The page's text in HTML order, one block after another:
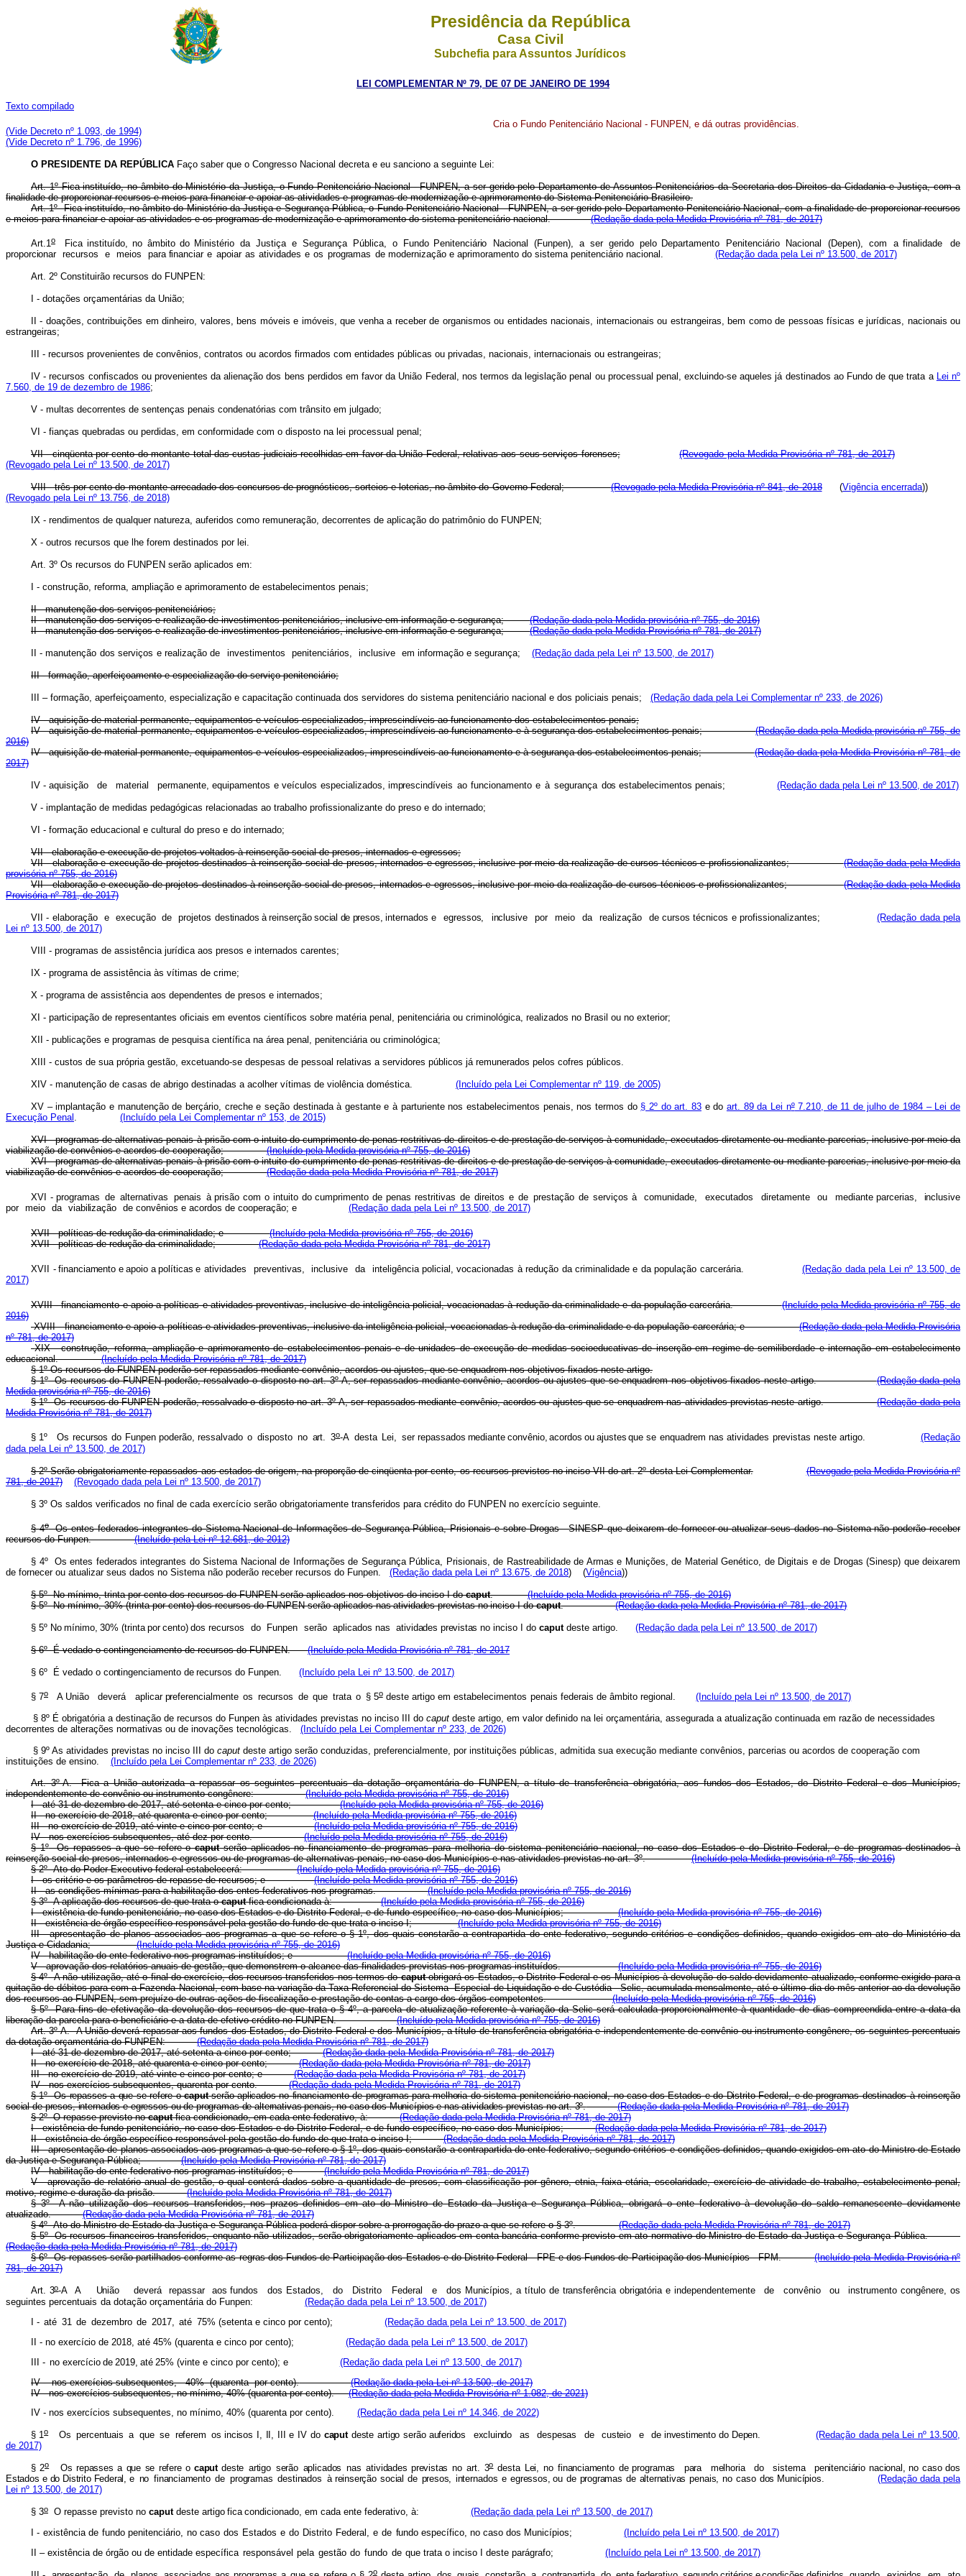
Presidência da República
Casa Civil
Subchefia para Assuntos Jurídicos
LEI COMPLEMENTAR Nº 79, DE 07 DE JANEIRO DE 1994
Texto compilado
(Vide Decreto nº 1.093, de 1994)
(Vide Decreto nº 1.796, de 1996)
Cria o Fundo Penitenciário Nacional - FUNPEN, e dá outras providências.
O PRESIDENTE DA REPÚBLICA Faço saber que o Congresso Nacional decreta e eu sanciono a seguinte Lei:
Art. 1º Fica instituído, no âmbito do Ministério da Justiça, o Fundo Penitenciário Nacional - FUNPEN, a ser gerido pelo Departamento de Assuntos Penitenciários da Secretaria dos Direitos da Cidadania e Justiça, com a
finalidade de proporcionar recursos e meios para financiar e apoiar as atividades e programas de modernização e aprimoramento do Sistema Penitenciário Brasileiro.
Art. 1º Fica instituído, no âmbito do Ministério da Justiça e Segurança Pública, o Fundo Penitenciário Nacional - FUNPEN, a ser gerido pelo Departamento Penitenciário Nacional, com a finalidade de proporcionar recursos
e meios para financiar e apoiar as atividades e os programas de modernização e aprimoramento do sistema penitenciário nacional.(Redação dada pela Medida Provisória nº 781, de 2017)
Art.1o Fica instituído, no âmbito do Ministério da Justiça e Segurança Pública, o Fundo Penitenciário Nacional (Funpen), a ser gerido pelo Departamento Penitenciário Nacional (Depen), com afinalidade de
proporcionar recursos e meios para financiar e apoiar as atividades e os programas de modernização e aprimoramento do sistema penitenciário nacional. (Redação dada pela Lei nº 13.500, de 2017)
Art. 2º Constituirão recursos do FUNPEN:
I - dotações orçamentárias da União;
II - doações, contribuições em dinheiro, valores, bens móveis e imóveis, que venha a receber de organismos ou entidades nacionais, internacionais ou estrangeiras, bem como de pessoas físicas e jurídicas, nacionais ou
estrangeiras;
III - recursos provenientes de convênios, contratos ou acordos firmados com entidades públicas ou privadas, nacionais, internacionais ou estrangeiras;
IV - recursos confiscados ou provenientes da alienação dos bens perdidos em favor da União Federal, nos termos da legislação penal ou processual penal, excluindo-se aqueles já destinados ao Fundo de que trata a Lei nº
7.560, de 19 de dezembro de 1986;
V - multas decorrentes de sentenças penais condenatórias com trânsito em julgado;
VI - fianças quebradas ou perdidas, em conformidade com o disposto na lei processual penal;
VII - cinqüenta por cento do montante total das custas judiciais recolhidas em favor da União Federal, relativas aos seus serviços forenses;
(Revogado pela Medida Provisória nº 781, de 2017)
(Revogado pela Lei nº 13.500, de 2017)
VIII - três por cento do montante arrecadado dos concursos de prognósticos, sorteios e loterias, no âmbito do Governo Federal;(Revogado pela Medida Provisória nº 841, de 2018(Vigência encerrada))
(Revogado pela Lei nº 13.756, de 2018)
IX - rendimentos de qualquer natureza, auferidos como remuneração, decorrentes de aplicação do patrimônio do FUNPEN;
X - outros recursos que lhe forem destinados por lei.
Art. 3º Os recursos do FUNPEN serão aplicados em:
I - construção, reforma, ampliação e aprimoramento de estabelecimentos penais;
II - manutenção dos serviços penitenciários;
II - manutenção dos serviços e realização de investimentos penitenciários, inclusive em informação e segurança;(Redação dada pela Medida provisória nº 755, de 2016)
II - manutenção dos serviços e realização de investimentos penitenciários, inclusive em informação e segurança;(Redação dada pela Medida Provisória nº 781, de 2017)
II - manutenção dos serviços e realização de investimentos penitenciários, inclusive em informação e segurança; (Redação dada pela Lei nº 13.500, de 2017)
III - formação, aperfeiçoamento e especialização do serviço penitenciário;
III – formação, aperfeiçoamento, especialização e capacitação continuada dos servidores do sistema penitenciário nacional e dos policiais penais; (Redação dada pela Lei Complementar nº 233, de 2026)
IV - aquisição de material permanente, equipamentos e veículos especializados, imprescindíveis ao funcionamento dos estabelecimentos penais;
IV - aquisição de material permanente, equipamentos e veículos especializados, imprescindíveis ao funcionamento e à segurança dos estabelecimentos penais;(Redação dada pela Medida provisória nº 755, de
2016)
IV - aquisição de material permanente, equipamentos e veículos especializados, imprescindíveis ao funcionamento e à segurança dos estabelecimentos penais;(Redação dada pela Medida Provisória nº 781, de
2017)
IV - aquisição de material permanente, equipamentos e veículos especializados, imprescindíveis ao funcionamento e à segurança dosestabelecimentos penais; (Redação dada pela Lei nº 13.500, de 2017)
V - implantação de medidas pedagógicas relacionadas ao trabalho profissionalizante do preso e do internado;
VI - formação educacional e cultural do preso e do internado;
VII - elaboração e execução de projetos voltados à reinserção social de presos, internados e egressos;
VII - elaboração e execução de projetos destinados à reinserção social de presos, internados e egressos, inclusive por meio da realização de cursos técnicos e profissionalizantes;(Redação dada pela Medida
provisória nº 755, de 2016)
VII - elaboração e execução de projetos destinados à reinserção social de presos, internados e egressos, inclusive por meio da realização de cursos técnicos e profissionalizantes;(Redação dada pela Medida
Provisória nº 781, de 2017)
VII - elaboração e execução de projetos destinados à reinserção social de presos, internados e egressos, inclusive por meio da realização decursos técnicos e profissionalizantes;
(Redação dada pela
Lei nº 13.500, de 2017)
VIII - programas de assistência jurídica aos presos e internados carentes;
IX - programa de assistência às vítimas de crime;
X - programa de assistência aos dependentes de presos e internados;
XI - participação de representantes oficiais em eventos científicos sobre matéria penal, penitenciária ou criminológica, realizados no Brasil ou no exterior;
XII - publicações e programas de pesquisa científica na área penal, penitenciária ou criminológica;
XIII - custos de sua própria gestão, excetuando-se despesas de pessoal relativas a servidores públicos já remunerados pelos cofres públicos.
XIV - manutenção de casas de abrigo destinadas a acolher vítimas de violência doméstica. (Incluído pela Lei Complementar nº 119, de 2005)
XV – implantação e manutenção de berçário, creche e seção destinada à gestante e à parturiente nos estabelecimentos penais, nos termos do § 2º do art. 83e do art. 89 da Lei nº7.210, de 11 de julho de 1984 – Lei de
Execução Penal . (Incluído pela Lei Complementar nº 153, de 2015)
XVI - programas de alternativas penais à prisão com o intuito do cumprimento de penas restritivas de direitos e de prestação de serviços à comunidade, executados diretamente ou mediante parcerias, inclusive por meio da
viabilização de convênios e acordos de cooperação;(Incluído pela Medida provisória nº 755, de 2016)
XVI - programas de alternativas penais à prisão com o intuito do cumprimento de penas restritivas de direitos e de prestação de serviços à comunidade, executados diretamente ou mediante parcerias, inclusive por meio da
viabilização de convênios e acordos de cooperação;(Redação dada pela Medida Provisória nº 781, de 2017)
XVI - programas de alternativas penais à prisão com o intuito do cumprimento de penas restritivas de direitos e de prestação de serviços à comunidade, executados diretamente ou medianteparcerias, inclusive
por meio da viabilização deconvênios e acordos de cooperação; e (Redação dada pela Lei nº 13.500, de 2017)
XVII - políticas de redução da criminalidade; e(Incluído pela Medida provisória nº 755, de 2016)
XVII - políticas de redução da criminalidade;(Redação dada pela Medida Provisória nº 781, de 2017)
XVII - financiamento e apoio a políticas e atividades preventivas, inclusive da inteligênciapolicial , vocacionadas à redução da criminalidade e da população carcerária.
(Redação dada pela Lei nº 13.500, de
2017)
XVIII - financiamento e apoio a políticas e atividades preventivas, inclusive de inteligência policial, vocacionadas à redução da criminalidade e da população carcerária.(Incluído pela Medida provisória nº 755, de
2016)
XVIII - financiamento e apoio a políticas e atividades preventivas, inclusive da inteligência policial, vocacionadas à redução da criminalidade e da população carcerária; e(Redação dada pela Medida Provisória
nº 781, de 2017)
XIX - construção, reforma, ampliação e aprimoramento de estabelecimentos penais e de unidades de execução de medidas socioeducativas de inserção em regime de semiliberdade e internação em estabelecimento
educacional.(Incluído pela Medida Provisória nº 781, de 2017)
§ 1º Os recursos do FUNPEN poderão ser repassados mediante convênio, acordos ou ajustes, que se enquadrem nos objetivos fixados neste artigo.
§ 1ºOs recursos do FUNPEN poderão, ressalvado o disposto no art. 3º-A, ser repassados mediante convênio, acordos ou ajustes que se enquadrem nos objetivos fixados neste artigo.(Redação dada pela
Medida provisória nº 755, de 2016)
§ 1º Os recursos do FUNPEN poderão, ressalvado o disposto no art. 3º-A, ser repassados mediante convênio, acordos ou ajustes que se enquadrem nas atividades previstas neste artigo.(Redação dada pela
Medida Provisória nº 781, de 2017)
§ 1ºOs recursos do Funpen poderão, ressalvado o disposto no art. 3o-A desta Lei, ser repassados mediante convênio, acordos ou ajustes quese enquadrem nas atividades previstas neste artigo.
(Redação
dada pela Lei nº 13.500, de 2017)
§ 2º Serão obrigatoriamente repassados aos estados de origem, na proporção de cinqüenta por cento, os recursos previstos no inciso VII do art. 2º desta Lei Complementar.
(Revogado pela Medida Provisória nº
781, de 2017)
(Revogado dada pela Lei nº 13.500, de 2017)
§ 3º Os saldos verificados no final de cada exercício serão obrigatoriamente transferidos para crédito do FUNPEN no exercício seguinte.
§ 4oOs entes federados integrantes do Sistema Nacional de Informações de Segurança Pública, Prisionais e sobre Drogas - SINESP que deixarem de fornecer ou atualizar seus dados no Sistema não poderão receber
recursos do Funpen.(Incluído pela Lei nº 12.681, de 2012)
§ 4º Os entes federados integrantes do Sistema Nacional de Informações de Segurança Pública, Prisionais, de Rastreabilidade de Armas e Munições, de Material Genético, de Digitais e de Drogas (Sinesp) que deixarem
de fornecer ou atualizar seus dados no Sistema não poderão receber recursos do Funpen. (Redação dada pela Lei nº 13.675, de 2018) (Vigência))
§ 5º No mínimo, trinta por cento dos recursos do FUNPEN serão aplicados nos objetivos do inciso I docaput.(Incluído pela Medida provisória nº 755, de 2016)
§ 5º No mínimo, 30% (trinta por cento) dos recursos do FUNPEN serão aplicadosnas atividades previstas noinciso I docaput.(Redação dada pela Medida Provisória nº 781, de 2017)
§ 5º No mínimo, 30% (trinta por cento) dos recursos do Funpen serão aplicadosnas atividades previstas no inciso I do caput deste artigo. (Redação dada pela Lei nº 13.500, de 2017)
§ 6ºÉ vedado o contingenciamento de recursos do FUNPEN.(Incluído pela Medida Provisória nº 781, de 2017
§ 6º É vedado o contingenciamento derecursos do Funpen. (Incluído pela Lei nº 13.500, de 2017)
§ 7o A União deverá aplicar preferencialmente os recursos de que trata o § 5o deste artigo em estabelecimentos penais federais de âmbito regional.
(Incluído pela Lei nº 13.500, de 2017)
§ 8º É obrigatória a destinação de recursos do Funpen às atividades previstas no inciso III do caputdeste artigo, em valor definido na lei orçamentária, assegurada a atualização continuada em razão de necessidades
decorrentes de alterações normativas ou de inovações tecnológicas. (Incluído pela Lei Complementar nº 233, de 2026)
§ 9º As atividades previstas no inciso III do caputdeste artigo serão conduzidas, preferencialmente, por instituições públicas, admitida sua execução mediante convênios, parcerias ou acordos de cooperação com
instituições de ensino. (Incluído pela Lei Complementar nº 233, de 2026)
Art. 3º-A. Fica a União autorizada a repassar os seguintes percentuais da dotação orçamentária do FUNPEN, a título de transferência obrigatória, aos fundos dos Estados, do Distrito Federal e dos Municípios,
independentemente de convênio ou instrumento congênere:(Incluído pela Medida provisória nº 755, de 2016)
I - até 31 de dezembro de 2017, até setenta e cinco por cento;(Incluído pela Medida provisória nº 755, de 2016)
II - no exercício de 2018, até quarenta e cinco por cento;(Incluído pela Medida provisória nº 755, de 2016)
III - no exercício de 2019, até vinte e cinco por cento; e(Incluído pela Medida provisória nº 755, de 2016)
IV - nos exercícios subsequentes, até dez por cento.(Incluído pela Medida provisória nº 755, de 2016)
§ 1ºOs repasses a que se refere ocaputserão aplicados no financiamento de programas para melhoria do sistema penitenciário nacional, no caso dos Estados e do Distrito Federal, e de programas destinados à
reinserção social de presos, internados e egressos ou de programas de alternativas penais, no caso dos Municípios e nas atividades previstas no art. 3º.(Incluído pela Medida provisória nº 755, de 2016)
§ 2ºAto do Poder Executivo federal estabelecerá:(Incluído pela Medida provisória nº 755, de 2016)
I - os critério e os parâmetros de repasse de recursos; e(Incluído pela Medida provisória nº 755, de 2016)
II - as condições mínimas para a habilitação dos entes federativos nos programas.(Incluído pela Medida provisória nº 755, de 2016)
§ 3ºA aplicação dos recursos de que trata ocaputfica condicionada à:(Incluído pela Medida provisória nº 755, de 2016)
I - existência de fundo penitenciário, no caso dos Estados e do Distrito Federal, e de fundo específico, no caso dos Municípios;(Incluído pela Medida provisória nº 755, de 2016)
II - existência de órgão específico responsável pela gestão do fundo de que trata o inciso I;(Incluído pela Medida provisória nº 755, de 2016)
III - apresentação de planos associados aos programas a que se refere o § 1º, dos quais constarão a contrapartida do ente federativo, segundo critérios e condições definidos, quando exigidos em ato do Ministério da
Justiça e Cidadania;(Incluído pela Medida provisória nº 755, de 2016)
IV - habilitação do ente federativo nos programas instituídos; e(Incluído pela Medida provisória nº 755, de 2016)
V - aprovação dos relatórios anuais de gestão, que demonstrem o alcance das finalidades previstas nos programas instituídos.(Incluído pela Medida provisória nº 755, de 2016)
§ 4ºA não utilização, até o final do exercício, dos recursos transferidos nos termos docaputobrigará os Estados, o Distrito Federal e os Municípios à devolução do saldo devidamente atualizado, conforme exigido para a
quitação de débitos para com a Fazenda Nacional, com base na variação da Taxa Referencial do Sistema Especial de Liquidação e de Custódia - Selic, acumulada mensalmente, até o último dia do mês anterior ao da devolução
dos recursos ao FUNPEN, sem prejuízo de outras ações de fiscalização e prestação de contas a cargo dos órgãos competentes.(Incluído pela Medida provisória nº 755, de 2016)
§ 5ºPara fins de efetivação da devolução dos recursos de que trata o § 4º, a parcela de atualização referente à variação da Selic será calculada proporcionalmente à quantidade de dias compreendida entre a data da
liberação da parcela para o beneficiário e a data de efetivo crédito no FUNPEN.(Incluído pela Medida provisória nº 755, de 2016)
Art. 3º-A. A União deverá repassar aos fundos dos Estados, do Distrito Federal e dos Municípios, a título de transferência obrigatória e independentemente de convênio ou instrumento congênere, os seguintes percentuais
da dotação orçamentária do FUNPEN:(Redação dada pela Medida Provisória nº 781, de 2017)
I - até 31 de dezembro de 2017, até setenta a cinco por cento;(Redação dada pela Medida Provisória nº 781, de 2017)
II - no exercício de 2018, até quarenta e cinco por cento;(Redação dada pela Medida Provisória nº 781, de 2017)
III - no exercício de 2019, até vinte e cinco por cento; e(Redação dada pela Medida Provisória nº 781, de 2017)
IV - nos exercícios subsequentes, quarenta por cento.(Redação dada pela Medida Provisória nº 781, de 2017)
§ 1º Os repasses a que se refere ocaputserão aplicados no financiamento de programas para melhoria do sistema penitenciário nacional, no caso dos Estados e do Distrito Federal, e de programas destinados à reinserção
social de presos, internados e egressos ou de programas de alternativas penais, no caso dos Municípios e nas atividades previstas no art. 3º.
(Redação dada pela Medida Provisória nº 781, de 2017)
§ 2º O repasse previsto nocaputfica condicionado, em cada ente federativo, à:(Redação dada pela Medida Provisória nº 781, de 2017)
I - existência de fundo penitenciário, no caso dos Estados e do Distrito Federal, e de fundo específico, no caso dos Municípios;(Redação dada pela Medida Provisória nº 781, de 2017)
II - existência de órgão específico responsável pela gestão do fundo de que trata o inciso I;(Redação dada pela Medida Provisória nº 781, de 2017)
III - apresentação de planos associados aos programas a que se refere o § 1º, dos quais constarão a contrapartida do ente federativo, segundo critérios e condições definidos, quando exigidos em ato do Ministro de Estado
da Justiça e Segurança Pública;(Incluído pela Medida Provisória nº 781, de 2017)
IV - habilitação do ente federativo nos programas instituídos; e(Incluído pela Medida Provisória nº 781, de 2017)
V - aprovação de relatório anual de gestão, o qual conterá dados sobre a quantidade de presos, com classificação por gênero, etnia, faixa etária, escolaridade, exercício de atividade de trabalho, estabelecimento penal,
motivo, regime e duração da prisão.(Incluído pela Medida Provisória nº 781, de 2017)
§ 3º A não utilização dos recursos transferidos, nos prazos definidos em ato do Ministro de Estado da Justiça e Segurança Pública, obrigará o ente federativo à devolução do saldo remanescente devidamente
atualizado.(Redação dada pela Medida Provisória nº 781, de 2017)
§ 4º Ato do Ministro de Estado da Justiça e Segurança Pública poderá dispor sobre a prorrogação do prazo a que se refere o § 3º.(Redação dada pela Medida Provisória nº 781, de 2017)
§ 5º Os recursos financeiros transferidos, enquanto não utilizados, serão obrigatoriamente aplicados em conta bancária conforme previsto em ato normativo do Ministro de Estado da Justiça e Segurança Pública.
(Redação dada pela Medida Provisória nº 781, de 2017)
§ 6º Os repasses serão partilhados conforme as regras dos Fundos de Participação dos Estados e do Distrito Federal - FPE e dos Fundos de Participação dos Municípios - FPM.(Incluído pela Medida Provisória nº
781, de 2017)
Art. 3o-A A União deverá repassar aosfundos dos Estados, do Distrito Federal e dos Municípios, a títul o de transferência obrigatória e independentemente de convênio ou instrumento congênere, os
seguintes percentuais da dotação orçamentária do Funpen:
(Redação dada pela Lei nº 13.500, de 2017)
I - até 31 de dezembro de 2017, até 75% (setenta e cinco por cento);
(Redação dada pela Lei nº 13.500, de 2017)
II - no exercíciode 2018 ,até 45% (quarenta e cinco por cento);
(Redação dada pela Lei nº 13.500, de 2017)
III - no exercício de 2019, até 25% (vinte e cinco por cento); e
(Redação dada pela Lei nº 13.500, de 2017)
IV - nos exercícios subsequentes,
40% (quarenta por cento).
(Redação dada pela Lei nº 13.500, de 2017)
IV - nos exercícios subsequentes, no mínimo, 40% (quarenta por cento).(Redação dada pela Medida Provisória nº 1.082, de 2021)
IV - nos exercícios subsequentes, no mínimo, 40% (quarenta por cento). (Redação dada pela Lei nº 14.346, de 2022)
§ 1o Os percentuais a que se referem osincisos e IV do caput deste artigo serão auferidos excluindo as despesas de custeio e de investimento do Depen.
(Redação dada pela Lei nº 13.500,
de 2017)
§2o Os repasses a que se refereo caput deste artigo serão ap licados nas atividadesprevistas no art. 3o desta Lei, no financiamento deprogramas para melhoria do sistema penitenciárionacional , no caso dos
Estados e do Distrito Federal, e no financiamento de programas destinados à reinserção social de presos, internados e egressos, ou de programas de alternativas penais, no caso dos Municípios.
(Redação dada pela
Lei nº 13.500, de 2017)
§ 3o O repasse previsto no caput deste artigo fica condicionado, em cada ente federativo, à:
(Redação dada pela Lei nº 13.500, de 2017)
I - existência de fundo penitenciário, no caso dos Estados e do Distrito Federal e de fundoespecífico, no caso dos Municípios;
(Incluído pela Lei nº 13.500, de 2017)
II – existência de órgão ou de entidade específica responsável pela gestão do fundo de que trata o inciso I deste parágrafo; (Incluído pela Lei nº 13.500, de 2017)
o